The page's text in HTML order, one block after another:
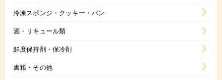
冷凍スポンジ・クッキー・パン
酒・リキュール類
鮮度保持剤・保冷剤
書籍・その他